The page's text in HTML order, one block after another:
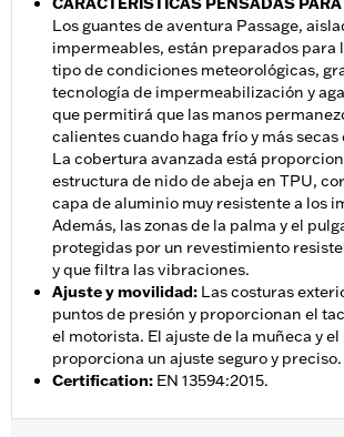
Los guantes de aventura Passage,
impermeables, están preparados para
tipo de condiciones meteorológicas,
tecnología de impermeabilización y
que permitirá que las manos
calientes cuando haga frío y más secas
La cobertura avanzada está
estructura de nido de abeja en TPU,
capa de aluminio muy resistente a los
Además, las zonas de la palma y el
protegidas por un revestimiento
y que filtra las vibraciones.
Ajuste y movilidad: Las costuras
puntos de presión y proporcionan el
el motorista. El ajuste de la muñeca y el
proporciona un ajuste seguro y preciso.
Certification: EN 13594:2015.